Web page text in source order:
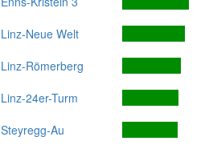
Linz-Neue Welt
Linz-Römerberg
Linz-24er-Turm
Steyregg-Au